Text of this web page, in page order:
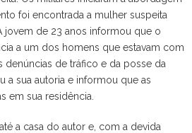
foi encontrada a mulher suspeita
jovem de 23 anos informou que o
a um dos homens que estavam com
denúncias de tráfico e da posse da
a sua autoria e informou que as
em sua residência.
a casa do autor e, com a devida